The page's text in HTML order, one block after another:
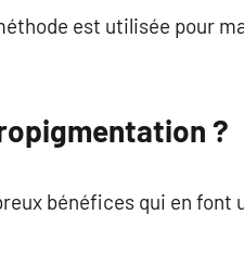
est utilisée pour
?
bénéfices qui en font